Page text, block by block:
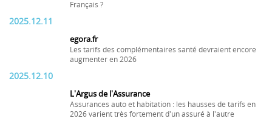
Français ?
2025.12.11
egora.fr
Les tarifs des complémentaires santé devraient encore
augmenter en 2026
2025.12.10
L'Argus de l'Assurance
Assurances auto et habitation : les hausses de tarifs en
2026 varient très fortement d'un assuré à l'autre